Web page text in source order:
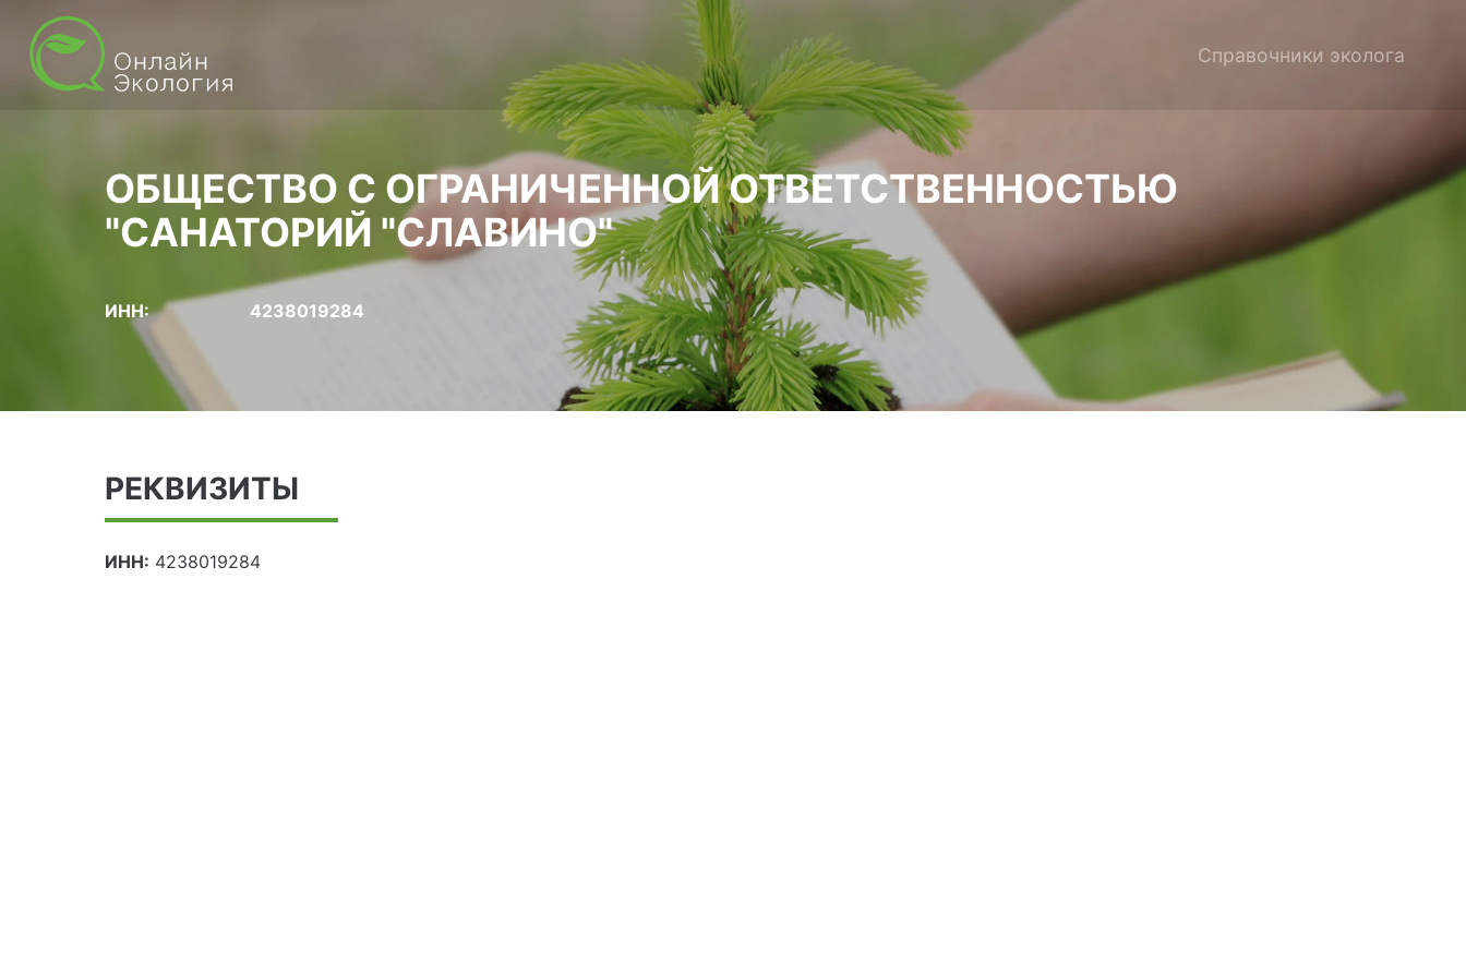
Справочники эколога
ОБЩЕСТВО С ОГРАНИЧЕННОЙ ОТВЕТСТВЕННОСТЬЮ
"САНАТОРИЙ "СЛАВИНО"
ИНН: 4238019284
РЕКВИЗИТЫ
ИНН: 4238019284